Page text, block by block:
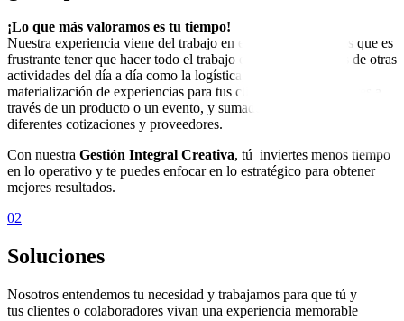
¡Lo que más valoramos es tu tiempo!
Nuestra experiencia viene del trabajo en empresas y sabemos que es
frustrante tener que hacer todo el trabajo estratégico, además de otras
actividades del día a día como la logística, la operación y la
materialización de experiencias para tus clientes o colaboradores a
través de un producto o un evento, y sumado a esto, gestionar
diferentes cotizaciones y proveedores.
Con nuestra Gestión Integral Creativa, tú inviertes menos tiempo
en lo operativo y te puedes enfocar en lo estratégico para obtener
mejores resultados.
02
Soluciones
Nosotros entendemos tu necesidad y trabajamos para que tú y
tus clientes o colaboradores vivan una experiencia memorable